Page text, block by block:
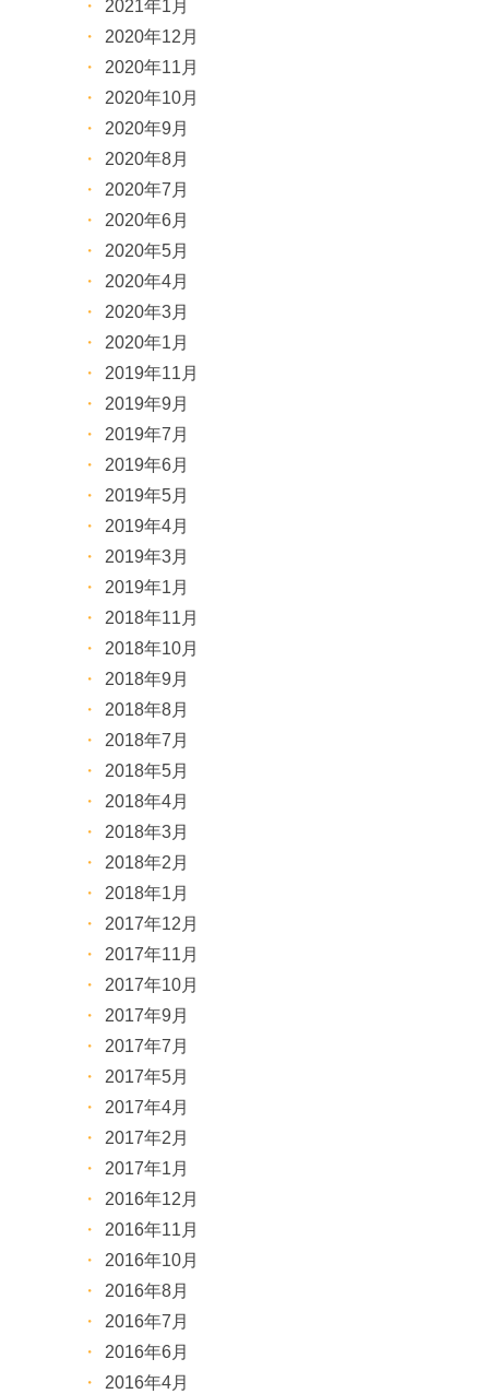
2021年1月
2020年12月
2020年11月
2020年10月
2020年9月
2020年8月
2020年7月
2020年6月
2020年5月
2020年4月
2020年3月
2020年1月
2019年11月
2019年9月
2019年7月
2019年6月
2019年5月
2019年4月
2019年3月
2019年1月
2018年11月
2018年10月
2018年9月
2018年8月
2018年7月
2018年5月
2018年4月
2018年3月
2018年2月
2018年1月
2017年12月
2017年11月
2017年10月
2017年9月
2017年7月
2017年5月
2017年4月
2017年2月
2017年1月
2016年12月
2016年11月
2016年10月
2016年8月
2016年7月
2016年6月
2016年4月